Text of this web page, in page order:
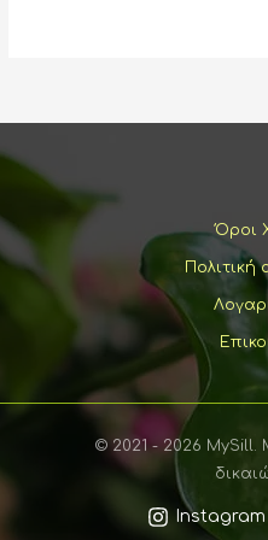
Όροι
Πολιτική
© 2021 - 2026
Instagram